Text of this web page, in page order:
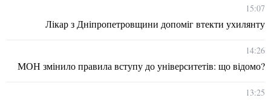
15:07
Лікар з Дніпропетровщини допоміг втекти ухилянту
14:26
МОН змінило правила вступу до університетів: що відомо?
13:25